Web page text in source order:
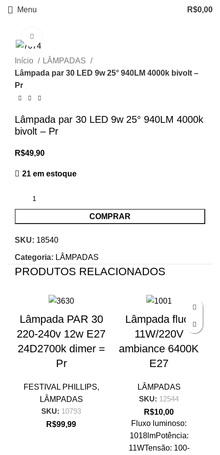
Menu R$0,00
Início
LÂMPADAS
Lâmpada par 30 LED 9w 25° 940LM 4000k bivolt –
Pr
Lâmpada par 30 LED 9w 25° 940LM 4000k
bivolt – Pr
R$49,90
21 em estoque
COMPRAR
SKU: 18540
Categoria: LÂMPADAS
PRODUTOS RELACIONADOS
Lâmpada PAR 30
220-240v 12w E27
24D2700k dimer =
Pr
FESTIVAL PHILLIPS,
LÂMPADAS
SKU: 10793
R$99,99
Lâmpada fluor
11W/220V
ambiance 6400K
E27
LÂMPADAS
SKU: 12544
R$10,00
Fluxo luminoso:
1018lmPotência:
11WTensão: 100-